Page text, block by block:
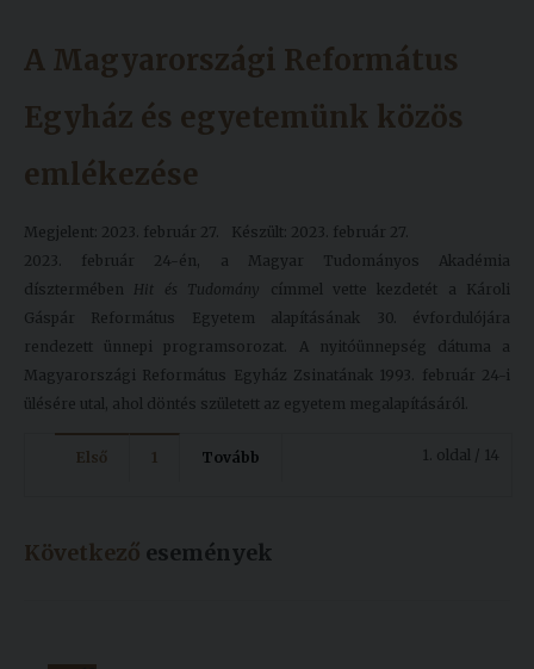
A Magyarországi Református
Egyház és egyetemünk közös
emlékezése
Megjelent: 2023. február 27.
Készült: 2023. február 27.
2023. február 24-én, a Magyar Tudományos Akadémia
dísztermében Hit és Tudomány címmel vette kezdetét a Károli
Gáspár Református Egyetem alapításának 30. évfordulójára
rendezett ünnepi programsorozat. A nyitóünnepség dátuma a
Magyarországi Református Egyház Zsinatának 1993. február 24-i
ülésére utal, ahol döntés született az egyetem megalapításáról.
1. oldal / 14
Első 1 Tovább
Következő események